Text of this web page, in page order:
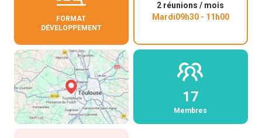
FORMAT
DÉVELOPPEMENT
2 réunions / mois
Mardi09h30- 11h00
17
Membres